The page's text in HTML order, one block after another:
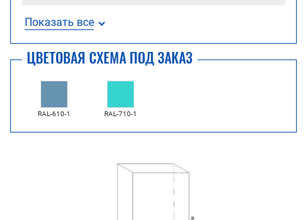
Показать все
ЦВЕТОВАЯ СХЕМА ПОД ЗАКАЗ
RAL-610-1 RAL-710-1